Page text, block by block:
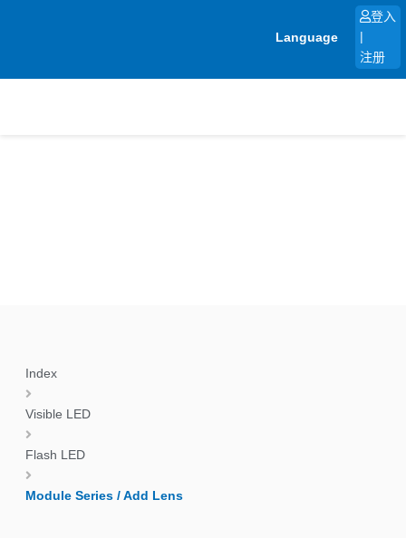
Language
登入
注册
Index
Visible LED
Flash LED
Module Series / Add Lens